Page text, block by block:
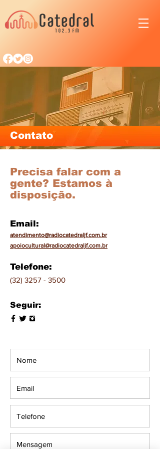
Contato
Precisa falar com a
gente? Estamos à
disposição.
Email:
atendimento@radiocatedraljf.com.br
apoiocultural@radiocatedraljf.com.br
Telefone:
(32) 3257 - 3500
Seguir: